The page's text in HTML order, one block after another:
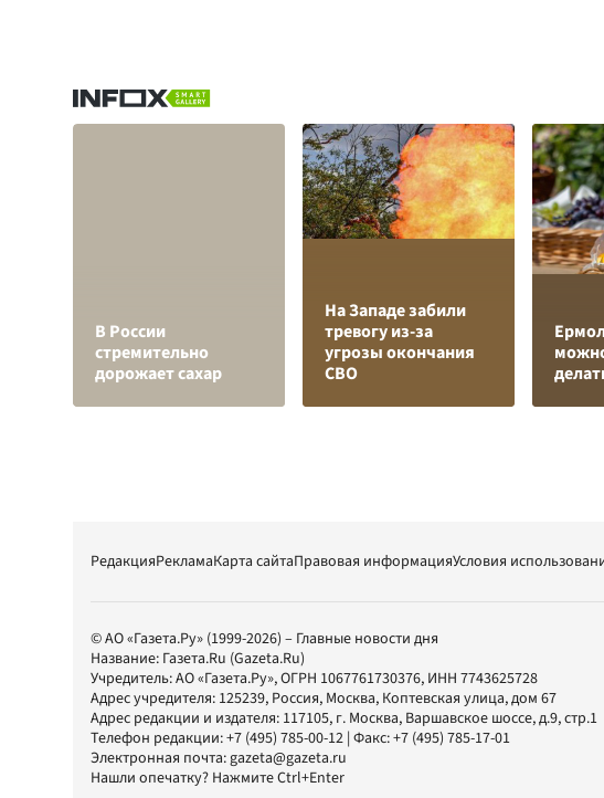
В России
стремительно
дорожает сахар
На Западе забили
тревогу из-за
угрозы окончания
СВО
РедакцияРекламаКарта сайтаПравовая информацияУсловия
© АО «Газета.Ру» (1999-2026) – Главные новости дня
Название: Газета.Ru (Gazeta.Ru)
Учредитель:АО «Газета.Ру», ОГРН 1067761730376, ИНН 7743625728
Адрес учредителя: 125239, Россия, Москва, Коптевская улица, дом 67
Адрес редакции и издателя: 117105, г. Москва, Варшавское шоссе, д.9, стр.1
Телефон редакции:+7 (495) 785-00-12 | Факс:+7 (495) 785-17-01
Электронная почта:gazeta@gazeta.ru
Нашли опечатку? Нажмите Ctrl+Enter